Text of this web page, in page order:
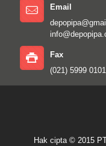
Email
Fax
(021) 5999 0101
Hak cipta © 2015